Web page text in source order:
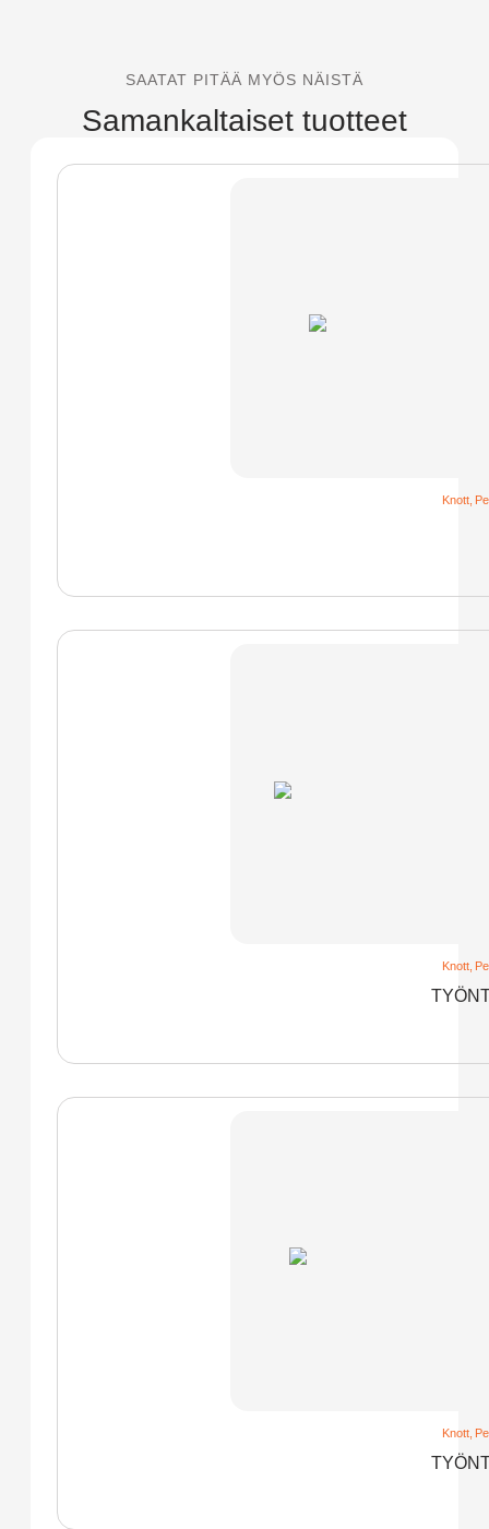
SAATAT PITÄÄ MYÖS NÄISTÄ
Samankaltaiset tuotteet
Knott,
Knott,
Knott,